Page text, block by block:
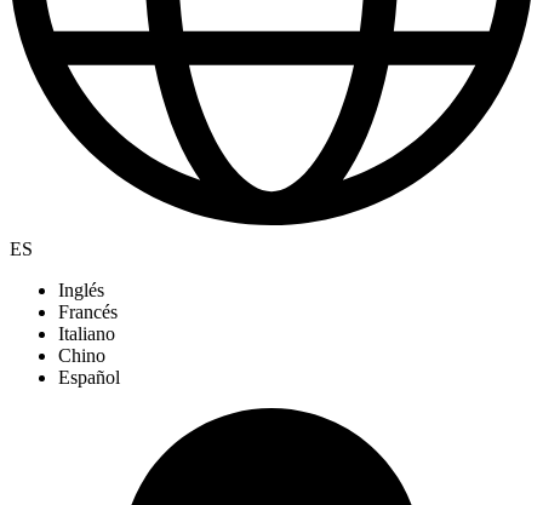
ES
Inglés
Francés
Italiano
Chino
Español